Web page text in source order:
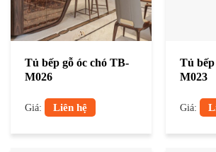
Tủ bếp gỗ óc chó TB-
M026
Giá: Liên hệ
Tủ
M023
Giá: